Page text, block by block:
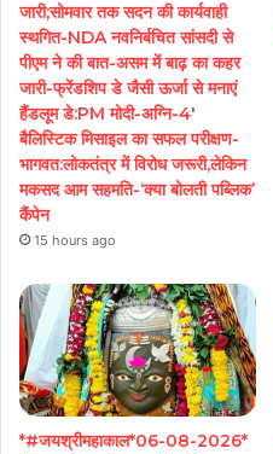
जारी;सोमवार तक सदन की कार्यवाही
स्थगित-NDA नवनिर्बचित सांसदी से
पीएम ने की बात-असम में बाढ़ का कहर
जारी-फ्रेंडशिप डे जैसी ऊर्जा से मनाएं
हैंडलूम डे:PM मोदी-अग्नि-4′
बैलिस्टिक मिसाइल का सफल परीक्षण-
भागवत:लोकतंत्र में विरोध जरूरी,लेकिन
मकसद आम सहमति-‘क्या बोलती पब्लिक’
कैंपेन
15 hours ago
*#जयश्रीमहाकाल*06-08-2026*